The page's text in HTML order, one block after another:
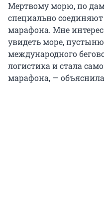
Мертвому морю, по
специально
марафона. Мне
увидеть море,
международного
логистика и стала
марафона, —